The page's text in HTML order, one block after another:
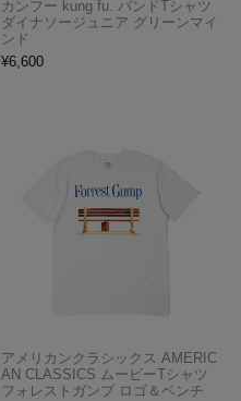
カンフー kung fu. バンドTシャツ
ダイナソージュニア グリーンマイ
ンド
¥6,600
アメリカンクラシックス AMERIC
AN CLASSICS ムービーTシャツ
フォレストガンプ ロゴ＆ベンチ